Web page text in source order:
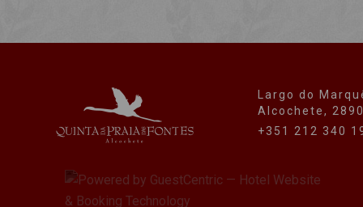
Largo do
Alcochete,
+351 212 340